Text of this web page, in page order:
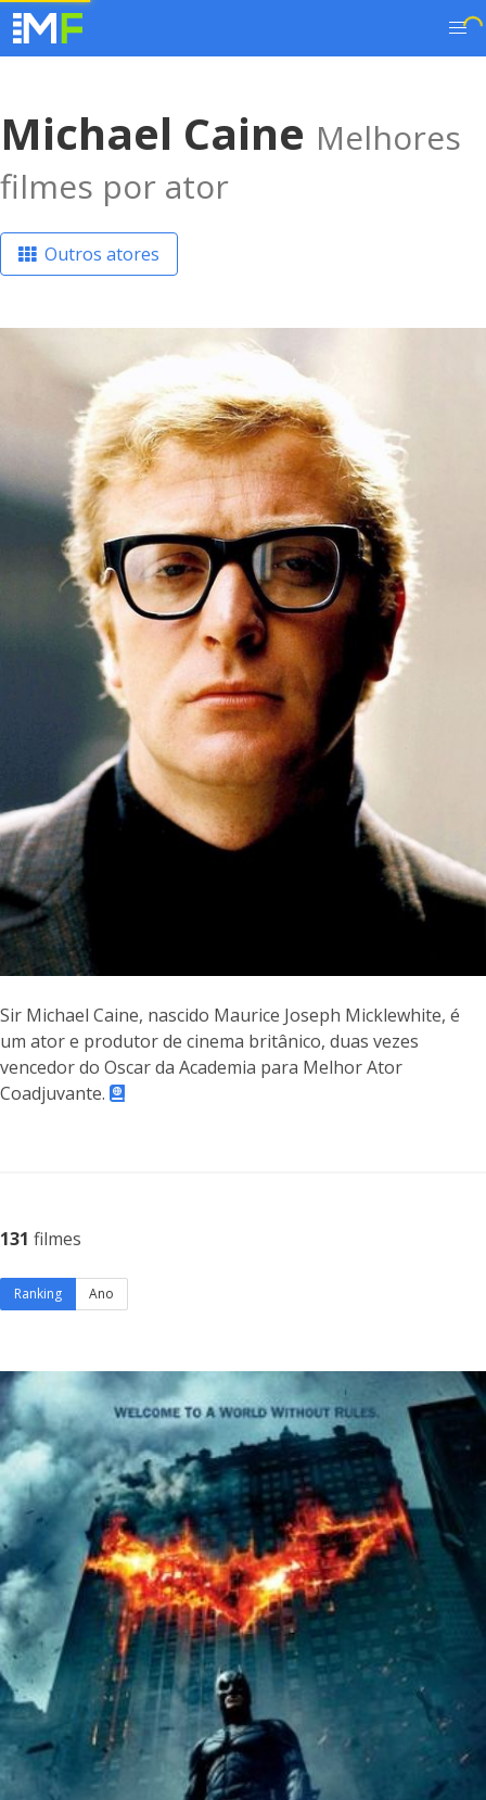
Michael Caine Melhores
filmes por ator
Outros atores
Sir Michael Caine, nascido Maurice Joseph Micklewhite, é
um ator e produtor de cinema britânico, duas vezes
vencedor do Oscar da Academia para Melhor Ator
Coadjuvante.
131 filmes
Ranking Ano